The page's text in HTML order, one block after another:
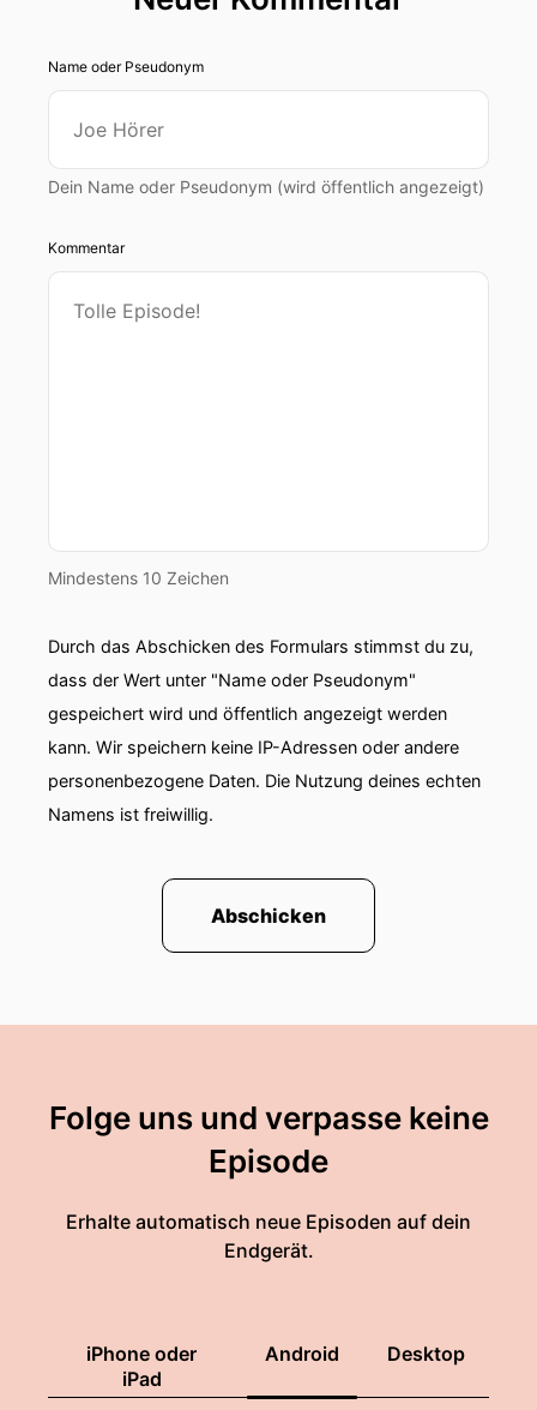
Name oder Pseudonym
Dein Name oder Pseudonym (wird öffentlich angezeigt)
Kommentar
Mindestens 10 Zeichen
Durch das Abschicken des Formulars stimmst du zu,
dass der Wert unter "Name oder Pseudonym"
gespeichert wird und öffentlich angezeigt werden
kann. Wir speichern keine IP-Adressen oder andere
personenbezogene Daten. Die Nutzung deines echten
Namens ist freiwillig.
Abschicken
Folge uns und verpasse keine
Episode
Erhalte automatisch neue Episoden auf dein
Endgerät.
iPhone oder
iPad
Android Desktop